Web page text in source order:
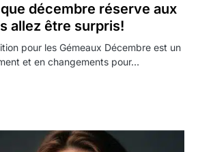
décembre réserve aux
allez être surpris!
pour les Gémeaux Décembre est un
et en changements pour…